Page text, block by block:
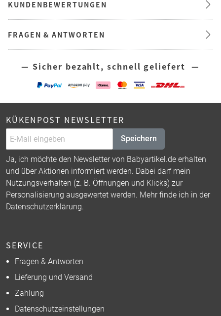
KUNDENBEWERTUNGEN
FRAGEN & ANTWORTEN
— Sicher bezahlt, schnell geliefert —
KÜKENPOST NEWSLETTER
Speichern
Ja, ich möchte den Newsletter von Babyartikel.de erhalten
und über Aktionen informiert werden. Dabei darf mein
Nutzungsverhalten (z. B. Öffnungen und Klicks) zur
Personalisierung ausgewertet werden. Mehr finde ich in der
Datenschutzerklärung.
SERVICE
Fragen & Antworten
Lieferung und Versand
Zahlung
Datenschutzeinstellungen